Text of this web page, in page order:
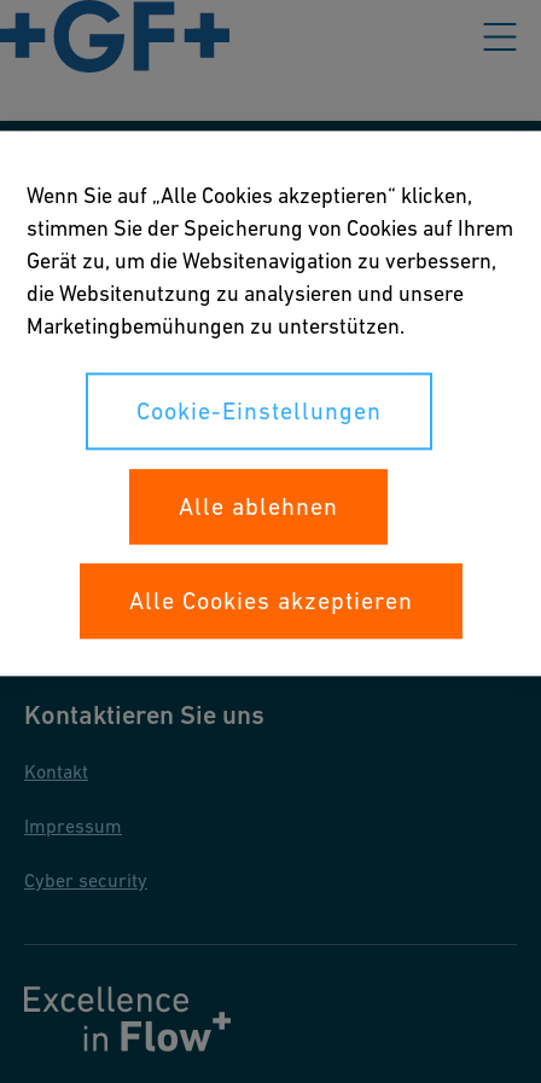
Nutzungsbedingungen
Richtlinie betreffend Online-Datenschutz und Cookies
Cookie-Einstellungen
Ihre Rechte
Allgemeine Einkaufsbedingungen
Kontaktieren Sie uns
Kontakt
Impressum
Cyber security
Wenn Sie auf „Alle Cookies akzeptieren“ klicken,
stimmen Sie der Speicherung von Cookies auf Ihrem
Gerät zu, um die Websitenavigation zu verbessern,
die Websitenutzung zu analysieren und unsere
Marketingbemühungen zu unterstützen.
Cookie-Einstellungen
Alle ablehnen
Alle Cookies akzeptieren